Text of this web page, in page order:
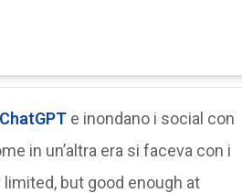
ChatGPT e inondano i social con
in un’altra era si faceva con i
but good enough at